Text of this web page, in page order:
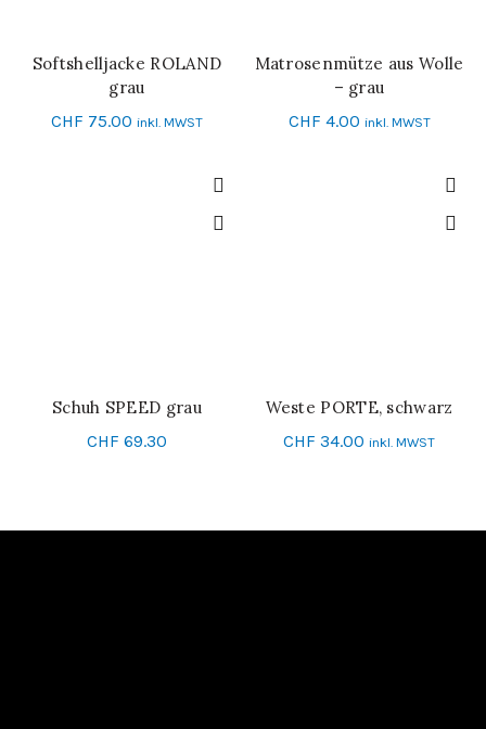
SCHNELL-EINKAUF
Softshelljacke ROLAND
grau
CHF 75.00 inkl. MWST
IN DEN WARENKORB
Matrosenmütze aus Wolle
– grau
CHF 4.00 inkl. MWST
SCHNELL-EINKAUF
Schuh SPEED grau
CHF 69.30
SCHNELL-EINKAUF
Weste PORTE, schwarz
CHF 34.00 inkl. MWST